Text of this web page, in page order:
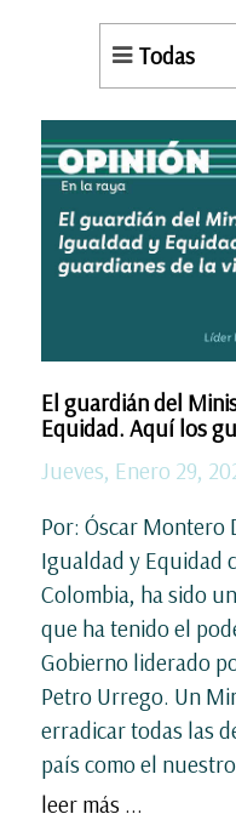
Todas
El guardián del
Equidad. Aquí los
Jueves, Enero 29,
Por: Óscar Montero
Igualdad y Equidad
Colombia, ha sido
que ha tenido el
Gobierno liderado
Petro Urrego. Un
erradicar todas las
país como el
leer más ...